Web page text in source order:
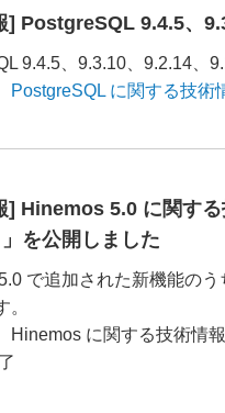
] PostgreSQL 9.4.5、
9.4.5、9.3.10、9.2.14、
PostgreSQL に関する技術
] Hinemos 5.0 に関す
」を公開しました
で追加された新機能の
。
Hinemos に関する技術情